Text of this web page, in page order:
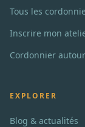
Tous les
Inscrire mon
Cordonnier
EXPLORER
Blog & actualités